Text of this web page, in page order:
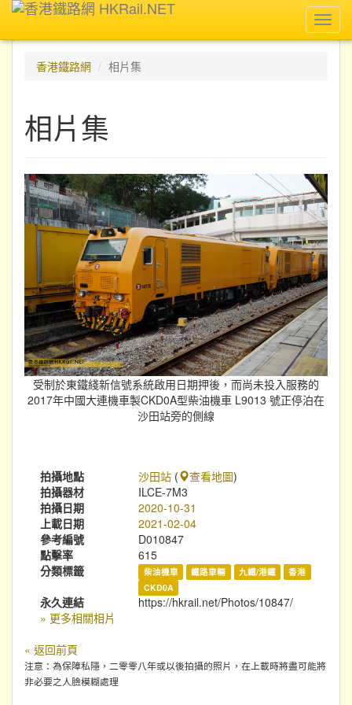
香港鐵路網
相片集
相片集
受制於東鐵綫新信號系統啟用日期押後，而尚未投入服務的
2017年中國大連機車製CKD0A型柴油機車 L9013 號正停泊在
沙田站旁的側線
拍攝地點 沙田站 ( 查看地圖)
拍攝器材
ILCE-7M3
拍攝日期
2020-10-31
上載日期
2021-02-04
參考編號
D010847
點擊率
615
分類標籤
柴油機車 鐵路車輛 九鐵/港鐵
香港
CKD0A
永久連結
https://hkrail.net/Photos/10847/
» 更多相關相片
« 返回前頁
注意：為保障私隱，二零零八年或以後拍攝的照片，在上載時將盡可能將
非必要之人臉模糊處理